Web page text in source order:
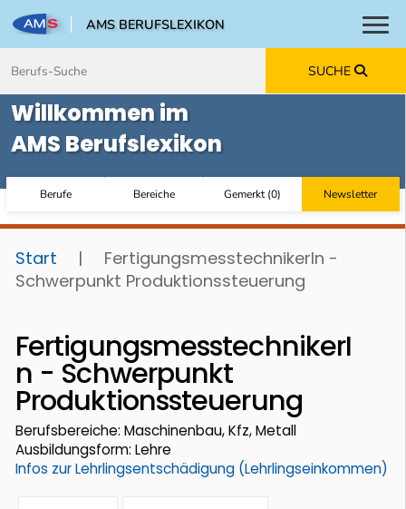
AMS BERUFSLEXIKON
SUCHE
Willkommen im
AMS Berufslexikon
Berufe Bereiche Gemerkt(0) Newsletter
Start |
FertigungsmesstechnikerIn -
Schwerpunkt Produktionssteuerung
FertigungsmesstechnikerI
n - Schwerpunkt
Produktionssteuerung
Berufsbereiche: Maschinenbau, Kfz, Metall
Ausbildungsform: Lehre
Infos zur Lehrlingsentschädigung (Lehrlingseinkommen)